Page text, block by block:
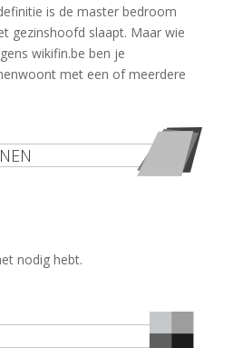
is de master bedroom
gezinshoofd slaapt. Maar wie
wikifin.be ben je
met een of meerdere
nodig hebt.